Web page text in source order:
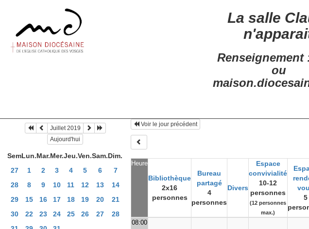
La salle
Renseignement
Juillet 2019
Aujourd'hui
SemLun.Mar.Mer.Jeu.Ven.Sam.Dim.
27
1 2 3 4 5 6
7
28
8 9 10 11 12 13
14
29
15 16 17 18 19 20
21
30
22 23 24 25 26 27
28
Heure
Bibliothèque
2x16
personnes
Bureau
partagé
4
personnes
Divers
Espace
convivialité
10-12
personnes
(12 personnes
max.)
5
Voir le jour précédent
08:00